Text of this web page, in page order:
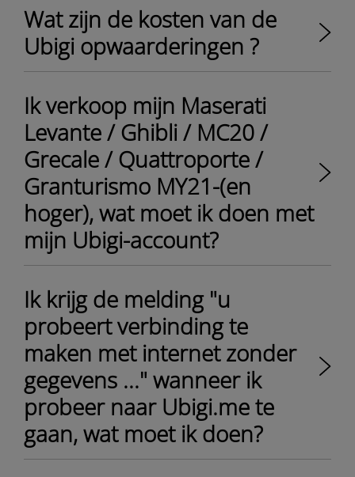
Wat zijn de kosten van de
Ubigi opwaarderingen ?
Ik verkoop mijn Maserati
Levante / Ghibli / MC20 /
Grecale / Quattroporte /
Granturismo MY21-(en
hoger), wat moet ik doen met
mijn Ubigi-account?
Ik krijg de melding "u
probeert verbinding te
maken met internet zonder
gegevens ..." wanneer ik
probeer naar Ubigi.me te
gaan, wat moet ik doen?